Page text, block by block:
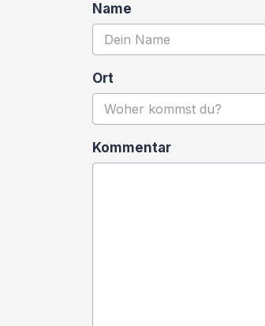
Name
Ort
Kommentar